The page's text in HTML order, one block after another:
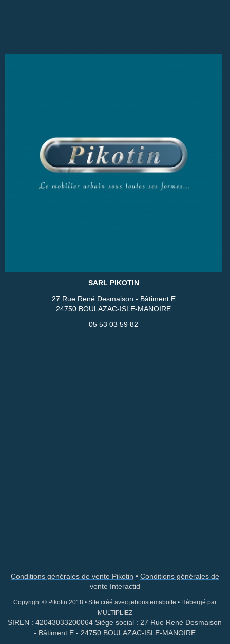
SARL PIKOTIN
27 Rue René Desmaison - Bâtiment E
24750 BOULAZAC-ISLE-MANOIRE
05 53 03 59 82
Conditions générales de vente Pikotin • Conditions générales de
vente Interactid
Copyright © Pikotin 2018 • Site créé avec jeboostemaboite • Hébergé par
MULTI PLIEZ
SIREN : 42043033200064 Siège social : 27 Rue René Desmaison
- Bâtiment E - 24750 BOULAZAC-ISLE-MANOIRE